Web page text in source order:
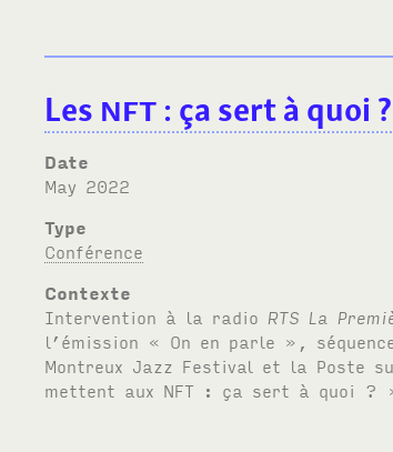
Les NFT : ça sert à quoi ?
Date
May 2022
Type
Conférence
Contexte
Intervention à la radio RTS La
l’émission « On en parle »,
Montreux Jazz Festival et la Poste
mettent aux NFT : ça sert à quoi ?